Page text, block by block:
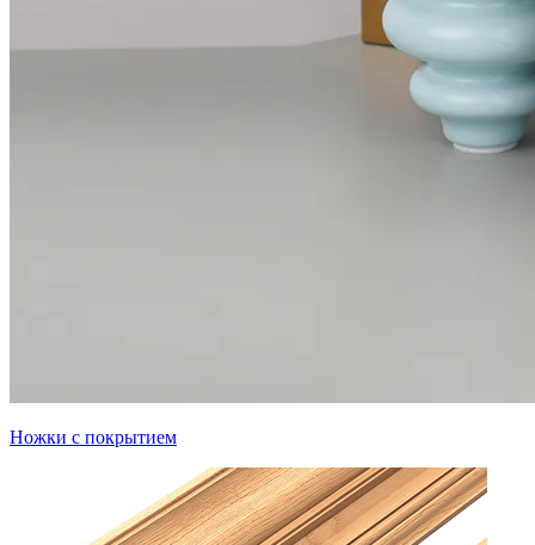
Ножки с покрытием